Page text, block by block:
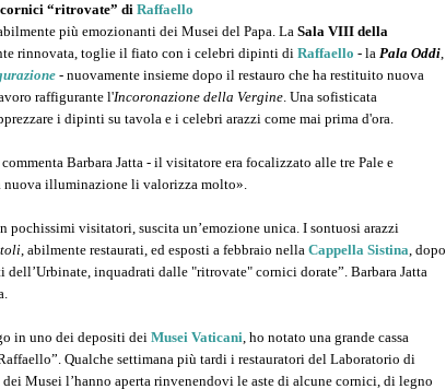
“ritrovate” di Raffaello
più emozionanti dei Musei del Papa. LaSala VIII della
rinnovata, toglie il fiato con i celebri dipinti diRaffaello - la Pala Oddi,
- nuovamente insieme dopo il restauro che ha restituito nuova
raffigurante l'Incoronazione della Vergine. Una sofisticata
i dipinti su tavola e i celebri arazzi come mai prima d'ora.
Barbara Jatta - il visitatore era focalizzato alle tre Pale e
nuova illuminazione li valorizza molto».
pochissimi visitatori, suscita un’emozione unica. I sontuosi arazzi
, abilmente restaurati, ed esposti a febbraio nella Cappella Sistina, dopo
inquadrati dalle "ritrovate" cornici dorate”. Barbara Jatta
in uno dei depositi deiMusei Vaticani, ho notato una grande cassa
Qualche settimana più tardi i restauratori del Laboratorio di
Musei l’hanno aperta rinvenendovi le aste di alcune cornici, di legno